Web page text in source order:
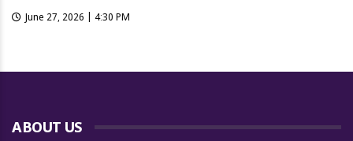
June 27, 2026 | 4:30 PM
ABOUT US